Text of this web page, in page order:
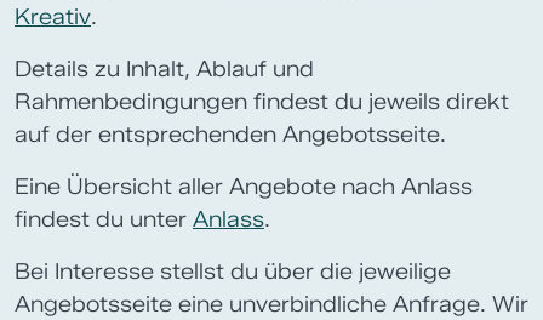
Kreativ.
Details zu Inhalt, Ablauf und
Rahmenbedingungen findest du jeweils direkt
auf der entsprechenden Angebotsseite.
Eine Übersicht aller Angebote nach Anlass
findest du unter Anlass.
Bei Interesse stellst du über die jeweilige
Angebotsseite eine unverbindliche Anfrage. Wir